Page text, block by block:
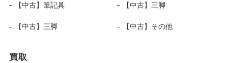
【中古】筆記具 【中古】三脚
【中古】三脚 【中古】その他
買取